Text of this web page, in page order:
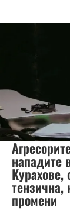
нападите
Курахове,
промени